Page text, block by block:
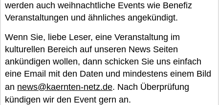
werden auch weihnachtliche Events wie Benefiz
Veranstaltungen und ähnliches angekündigt.
Wenn Sie, liebe Leser, eine Veranstaltung im
kulturellen Bereich auf unseren News Seiten
ankündigen wollen, dann schicken Sie uns einfach
eine Email mit den Daten und mindestens einem Bild
an news@kaernten-netz.de. Nach Überprüfung
kündigen wir den Event gern an.